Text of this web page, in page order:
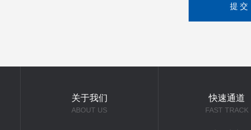
关于我们
ABOUT US
快速通道
FAST TRACK